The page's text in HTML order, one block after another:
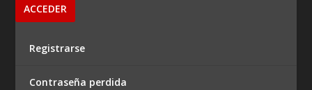
Registrarse
Contraseña perdida